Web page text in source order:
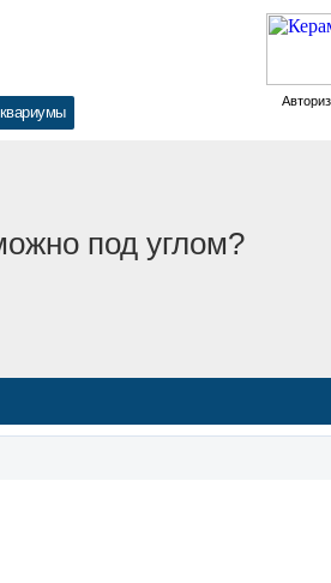
под углом?